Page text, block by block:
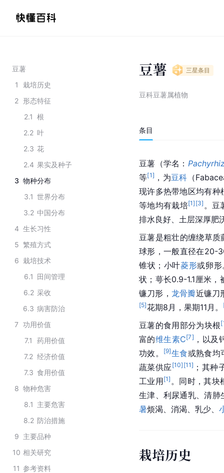
豆薯
1
栽培历史
2 形态特征
2.1 根
2.2 叶
2.3 花
2.4 果实及种子
3 物种分布
3.1 世界分布
3.2 中国分布
4 生长习性
5 繁殖方式
6 栽培技术
6.1 田间管理
6.2 采收
6.3 病害防治
7 功用价值
7.1
药用价值
7.2 经济价值
7.3 食用价值
8 物种危害
8.1 主要危害
8.2 防治措施
9 主要品种
10 相关研究
11 参考资料
豆薯 三星条目
豆科豆薯属植物
条目
豆薯（学名：
等[1] ，为豆科 （
现许多热带地区均有种
等地均有栽培[1] [3] 。豆
排水良好、土层深厚肥
豆薯是粗壮的缠绕草
球形，一般直径在20-
锥状；小叶菱形或卵形
状；萼长0.9-1.1厘米
镰刀形， 龙骨瓣近镰刀
[5]花期8月，果期11月。
豆薯的食用部分为块根[
富的维生素C[7] ，以及
功效。
[9]生食或熟食均
蔬菜供应 [10] [11] ；其种
工业用[1] 。同时，其块
生津、利尿通乳、清
暑烦渴、消渴、乳少、
栽培历史